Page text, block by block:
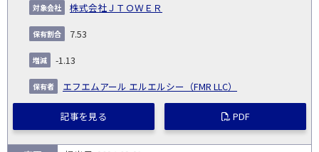
株式会社ＪＴＯＷＥＲ
7.53
-1.13
エフエムアール エルエルシー（FMR LLC）
記事を見る PDF